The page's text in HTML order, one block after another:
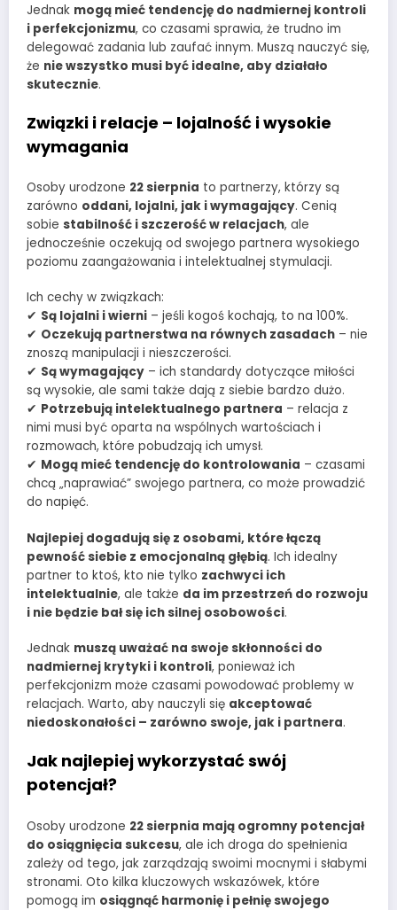
Jednak mogą mieć tendencję do nadmiernej kontroli
i perfekcjonizmu, co czasami sprawia, że trudno im
delegować zadania lub zaufać innym. Muszą nauczyć się,
że nie wszystko musi być idealne, aby działało
skutecznie.
Związki i relacje – lojalność i wysokie
wymagania
Osoby urodzone 22 sierpnia to partnerzy, którzy są
zarówno oddani, lojalni, jak i wymagający. Cenią
sobie stabilność i szczerość w relacjach, ale
jednocześnie oczekują od swojego partnera wysokiego
poziomu zaangażowania i intelektualnej stymulacji.
Ich cechy w związkach:
✔ Są lojalni i wierni – jeśli kogoś kochają, to na 100%.
✔ Oczekują partnerstwa na równych zasadach – nie
znoszą manipulacji i nieszczerości.
✔ Są wymagający – ich standardy dotyczące miłości
są wysokie, ale sami także dają z siebie bardzo dużo.
✔ Potrzebują intelektualnego partnera – relacja z
nimi musi być oparta na wspólnych wartościach i
rozmowach, które pobudzają ich umysł.
✔ Mogą mieć tendencję do kontrolowania – czasami
chcą „naprawiać” swojego partnera, co może prowadzić
do napięć.
Najlepiej dogadują się z osobami, które łączą
pewność siebie z emocjonalną głębią. Ich idealny
partner to ktoś, kto nie tylko zachwyci ich
intelektualnie, ale także da im przestrzeń do rozwoju
i nie będzie bał się ich silnej osobowości.
Jednak muszą uważać na swoje skłonności do
nadmiernej krytyki i kontroli, ponieważ ich
perfekcjonizm może czasami powodować problemy w
relacjach. Warto, aby nauczyli się akceptować
niedoskonałości – zarówno swoje, jak i partnera.
Jak najlepiej wykorzystać swój
potencjał?
Osoby urodzone 22 sierpnia mają ogromny potencjał
do osiągnięcia sukcesu, ale ich droga do spełnienia
zależy od tego, jak zarządzają swoimi mocnymi i słabymi
stronami. Oto kilka kluczowych wskazówek, które
pomogą im osiągnąć harmonię i pełnię swojego